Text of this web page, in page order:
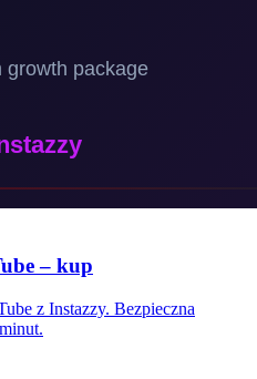
– kup
z Instazzy. Bezpieczna